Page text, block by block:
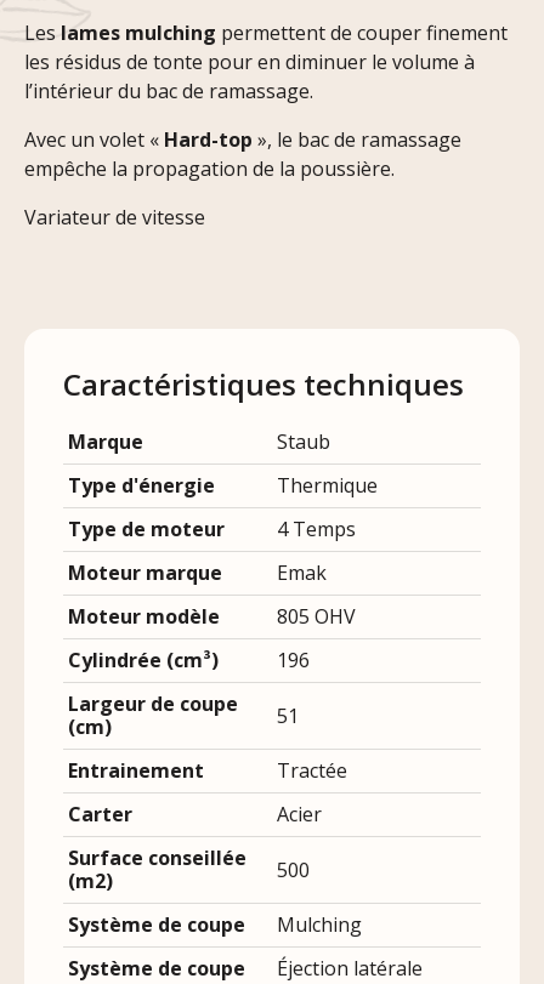
Les lames mulching permettent de couper finement
les résidus de tonte pour en diminuer le volume à
l’intérieur du bac de ramassage.
Avec un volet « Hard-top », le bac de ramassage
empêche la propagation de la poussière.
Variateur de vitesse
Caractéristiques techniques
Marque
Staub
Type d'énergie
Thermique
Type de moteur
4 Temps
Moteur marque
Emak
Moteur modèle
805 OHV
Cylindrée (cm³)
196
Largeur de coupe
(cm)
51
Entrainement
Tractée
Carter
Acier
Surface conseillée
(m2)
500
Système de coupe
Mulching
Système de coupe
Éjection latérale